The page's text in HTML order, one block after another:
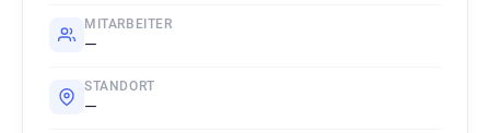
MITARBEITER
—
STANDORT
—